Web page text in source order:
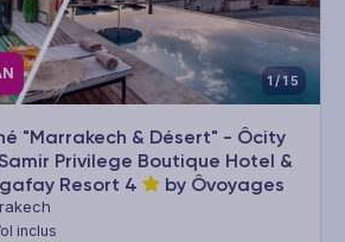
1/15
"Marrakech & Désert" - Ôcity
Privilege Boutique Hotel &
Resort 4 by Ôvoyages
inclus